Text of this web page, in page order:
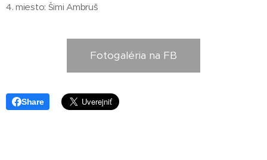
4. miesto: Šimi Ambruš
Fotogaléria na FB
Share